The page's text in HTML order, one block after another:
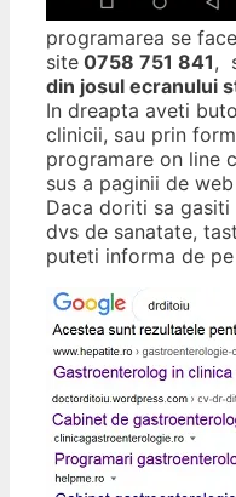
programarea se
site 0758 751 841,
din josul ecranului
In dreapta aveti
clinicii, sau prin
programare on line
sus a paginii de web
Daca doriti sa
dvs de sanatate,
puteti informa de